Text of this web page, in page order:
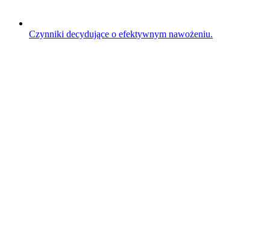
Czynniki decydujące o efektywnym nawożeniu.